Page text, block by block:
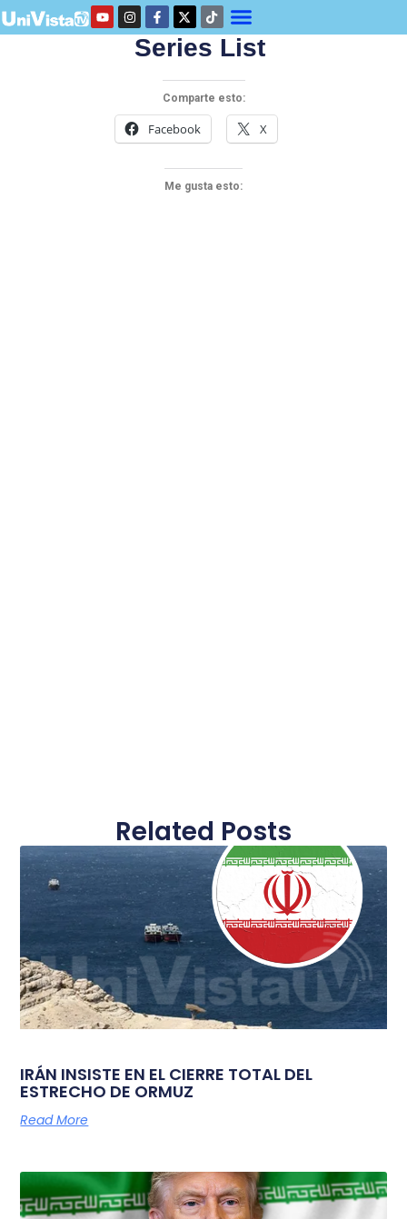
Series List
Comparte esto:
Facebook X
Me gusta esto:
Related Posts
IRÁN INSISTE EN EL CIERRE TOTAL DEL
ESTRECHO DE ORMUZ
Read More